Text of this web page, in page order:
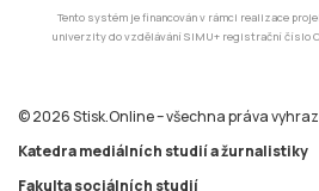
Tento systém je financován v rámci realizace
univerzity do vzdělávání SIMU+ registrační
© 2026 Stisk.Online – všechna práva
Katedra mediálních studií a žurnalistiky
Fakulta sociálních studií